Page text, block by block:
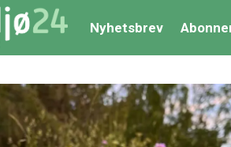
Nyhetsbrev